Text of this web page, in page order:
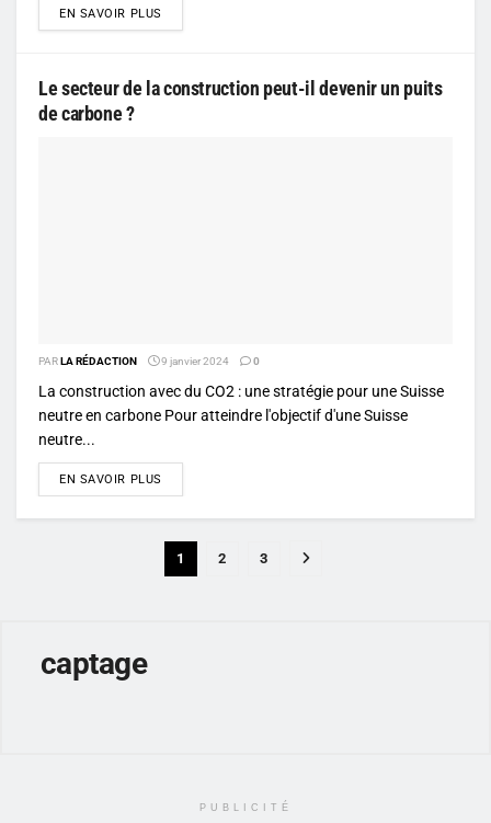
EN SAVOIR PLUS
Le secteur de la construction peut-il devenir un puits
de carbone ?
PARLA RÉDACTION 9 janvier 2024 0
La construction avec du CO2 : une stratégie pour une Suisse
neutre en carbone Pour atteindre l'objectif d'une Suisse
neutre...
EN SAVOIR PLUS
1 2 3
captage
PUBLICITÉ